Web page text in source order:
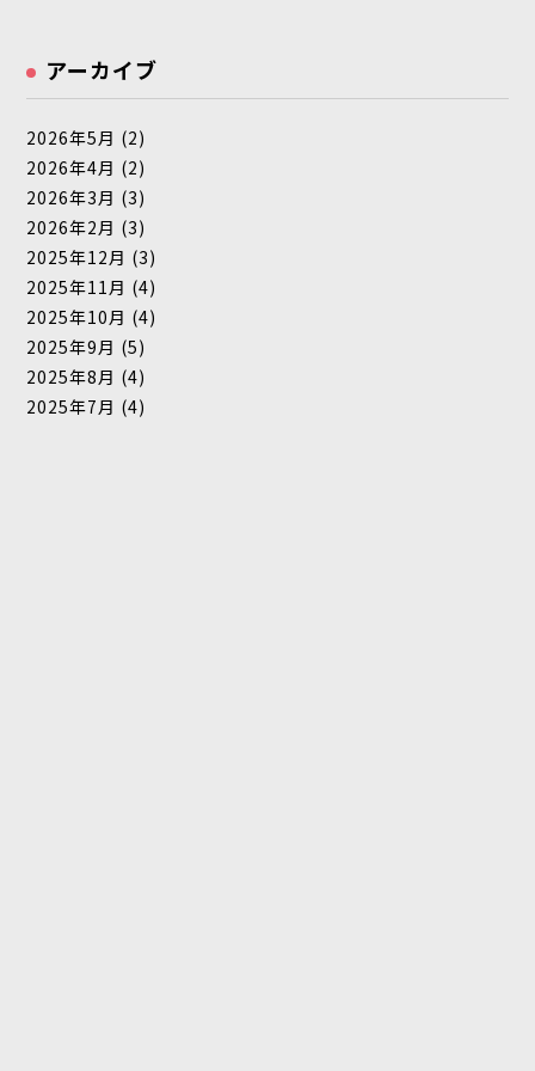
アーカイブ
2026年5月 (2)
2026年4月 (2)
2026年3月 (3)
2026年2月 (3)
2025年12月 (3)
2025年11月 (4)
2025年10月 (4)
2025年9月 (5)
2025年8月 (4)
2025年7月 (4)